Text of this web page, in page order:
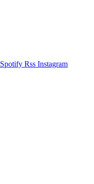
Spotify Rss Instagram